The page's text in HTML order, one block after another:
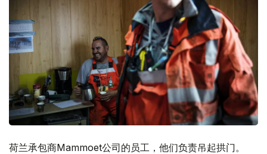
荷兰承包商Mammoet公司的员工，他们负责吊起拱门。